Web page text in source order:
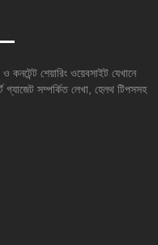
শেয়ারিং ওয়েবসাইট যেখানে
গ্যাজেট সম্পর্কিত লেখা, হেলথ টিপসসহ